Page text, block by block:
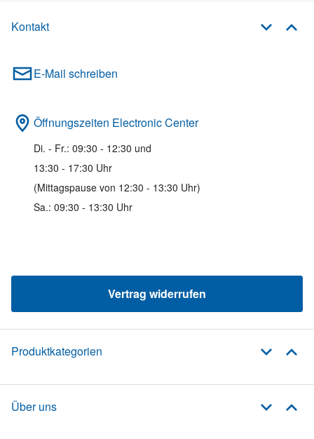
Kontakt
E-Mail schreiben
Öffnungszeiten Electronic Center
Di. - Fr.: 09:30 - 12:30 und
13:30 - 17:30 Uhr
(Mittagspause von 12:30 - 13:30 Uhr)
Sa.: 09:30 - 13:30 Uhr
Vertrag widerrufen
Produktkategorien
Über uns